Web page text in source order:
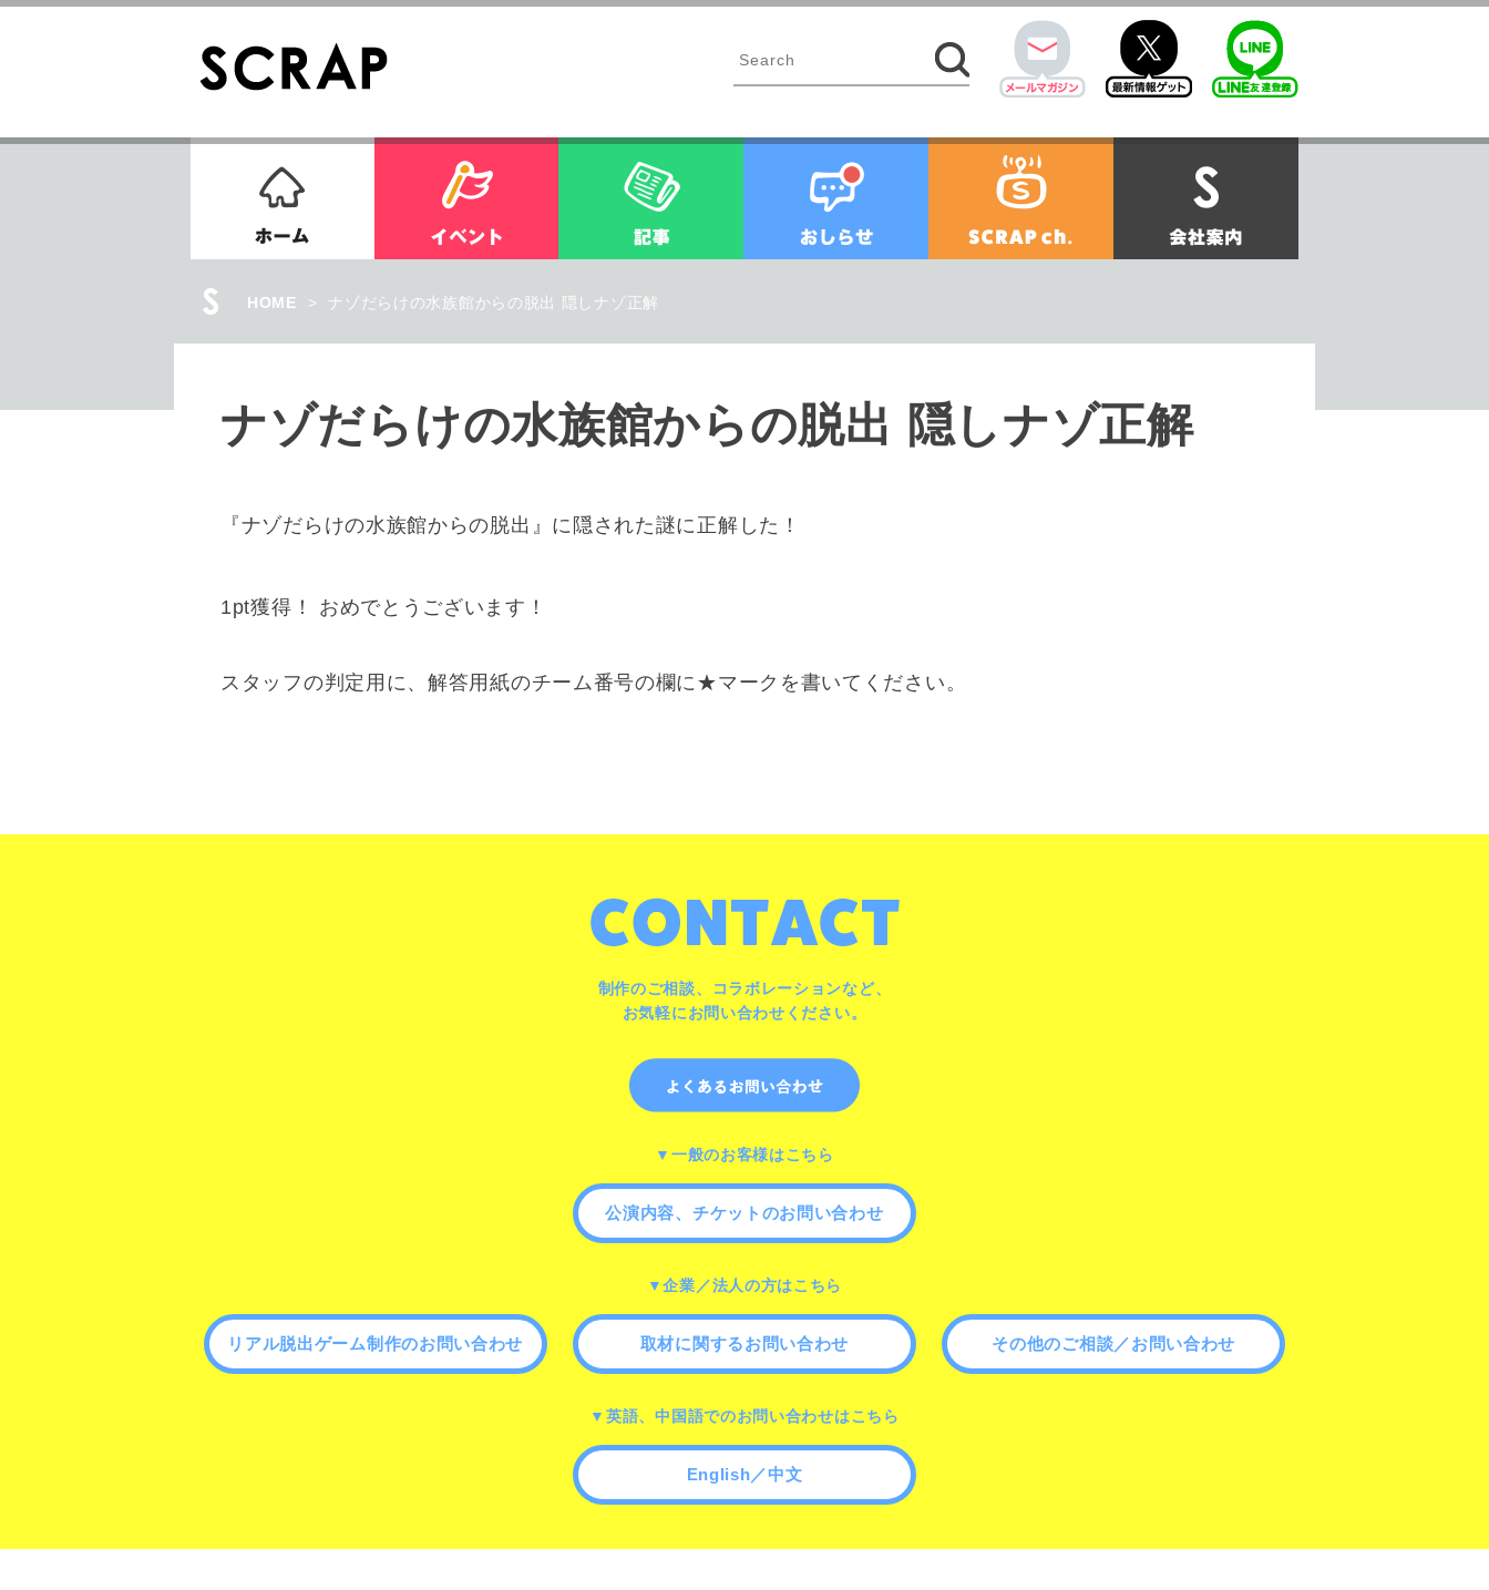
twitter
ホーム イベント 記事 お知らせ 会社案内
HOME > ナゾだらけの水族館からの脱出 隠しナゾ正解
ナゾだらけの水族館からの脱出 隠しナゾ正解
『ナゾだらけの水族館からの脱出』に隠された謎に正解した！
1pt獲得！ おめでとうございます！
スタッフの判定用に、解答用紙のチーム番号の欄に★マークを書いてください。
制作のご相談、コラボレーションなど、
お気軽にお問い合わせください。
▼一般のお客様はこちら
公演内容、チケットのお問い合わせ
▼企業／法人の方はこちら
リアル脱出ゲーム制作のお問い合わせ 取材に関するお問い合わせ その他のご相談／お問い合わせ
▼英語、中国語でのお問い合わせはこちら
English／中文